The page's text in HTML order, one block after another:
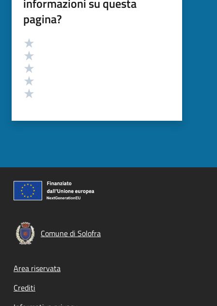
informazioni su questa
pagina?
Valutazione
Comune di Solofra
Footer menu
Area riservata
Crediti